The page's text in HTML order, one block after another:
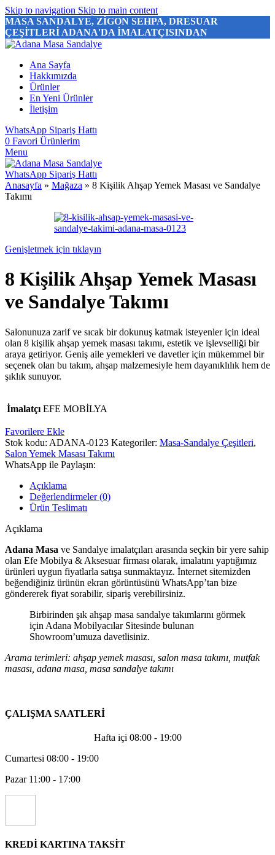
Skip to navigation Skip to main content
MASA SANDALYE, ZİGON SEHPA, DRESUAR
ÇEŞİTLERİ ADANA'DA İMALATÇISINDAN
Ana Sayfa
Hakkımızda
Ürünler
En Yeni Ürünler
İletişim
WhatsApp Sipariş Hattı
0 Favori Ürünlerim
Menu
WhatsApp Sipariş Hattı
Anasayfa » Mağaza » 8 Kişilik Ahşap Yemek Masası ve Sandalye
Takımı
Genişletmek için tıklayın
8 Kişilik Ahşap Yemek Masası
ve Sandalye Takımı
Salonunuza zarif ve sıcak bir dokunuş katmak isteyenler için ideal
olan 8 kişilik ahşap yemek masası takımı, estetik ve işlevselliği bir
araya getiriyor. Geniş aile yemekleri ve davetler için mükemmel bir
seçenek olan bu takım, ahşap malzemesiyle hem dayanıklılık hem de
şıklık sunuyor.
İmalatçı EFE MOBİLYA
Favorilere Ekle
Stok kodu: ADANA-0123 Kategoriler: Masa-Sandalye Çeşitleri,
Salon Yemek Masası Takımı
WhatsApp ile Paylaşın:
Açıklama
Değerlendirmeler (0)
Ürün Teslimatı
Açıklama
Adana Masa ve Sandalye imalatçıları arasında seçkin bir yere sahip
olan Efe Mobilya & Aksesuar firması olarak, imalatını yaptığımız
ürünleri uygun fiyatlarla satışa sunmaktayız. İnternet sitemizden
beğendiğiniz ürünün ekran görüntüsünü WhatsApp’tan bize
göndererek fiyat sorabilir, sipariş verebilirsiniz.
Birbirinden şık ahşap masa sandalye takımlarını görmek
için Adana Mobilyacılar Sitesinde bulunan
Showroom’umuza davetlisiniz.
Arama terimleri: ahşap yemek masası, salon masa takımı, mutfak
masası, adana masa, masa sandalye takımı
ÇALIŞMA SAATLERİ
Hafta içi 08:00 - 19:00
Cumartesi 08:00 - 19:00
Pazar 11:00 - 17:00
KREDİ KARTINA TAKSİT